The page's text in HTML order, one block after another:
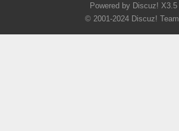
Powered by Discuz! X3.5
© 2001-2024 Discuz! Team